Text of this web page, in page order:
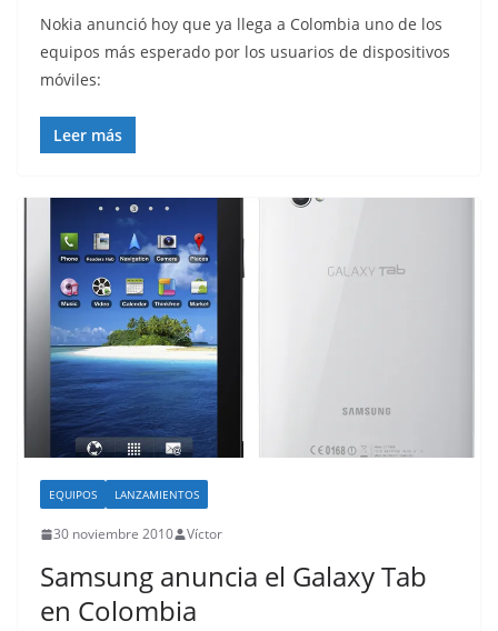
Nokia anunció hoy que ya llega a Colombia uno de los
equipos más esperado por los usuarios de dispositivos
móviles:
Leer más
EQUIPOS LANZAMIENTOS
30 noviembre 2010 Víctor
Samsung anuncia el Galaxy Tab
en Colombia